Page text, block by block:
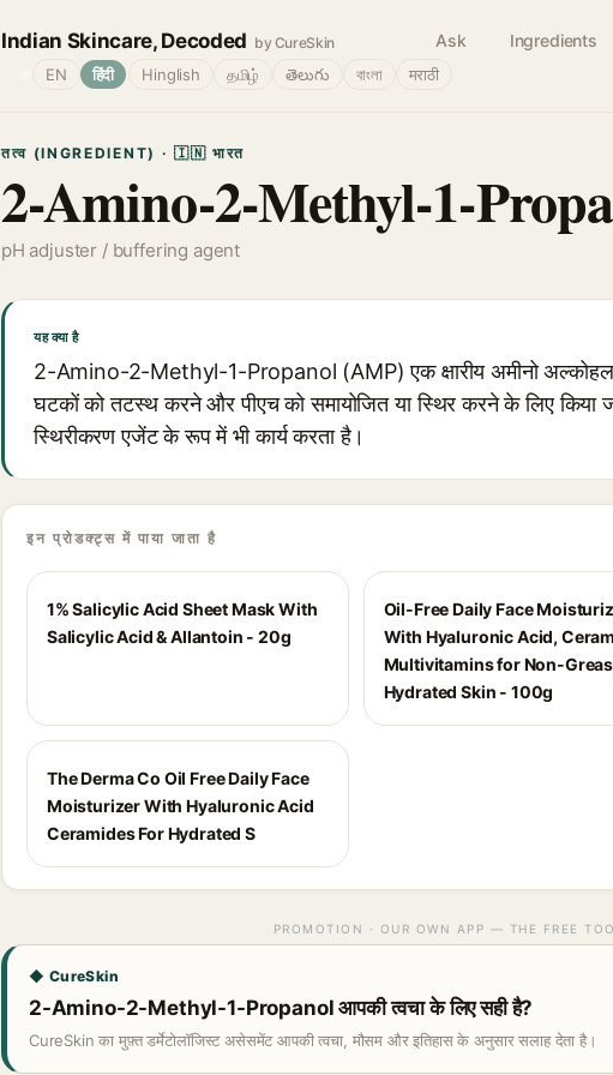
Indian Skincare, Decoded by CureSkin Ask Ingredients
EN हिंदी Hinglish தமிழ் తెలుగు বাংলা मराठी
तत्व (INGREDIENT) · 🇮🇳 भारत
2-Amino-2-Methyl-1-
pH adjuster / buffering agent
यह क्या है
2-Amino-2-Methyl-1-Propanol (AMP) एक क्षारीय अमीनो अल्कोहल
घटकों को तटस्थ करने और पीएच को समायोजित या स्थिर करने के लिए किया
स्थिरीकरण एजेंट के रूप में भी कार्य करता है।
इन प्रोडक्ट्स में पाया जाता है
1% Salicylic Acid Sheet Mask With
Salicylic Acid & Allantoin - 20g
Oil-Free Daily Face
With Hyaluronic Acid,
Multivitamins for Non-
Hydrated Skin - 100g
The Derma Co Oil Free Daily Face
Moisturizer With Hyaluronic Acid
Ceramides For Hydrated S
PROMOTION · OUR OWN APP — THE FREE
◆ CureSkin
2-Amino-2-Methyl-1-Propanol आपकी त्वचा के लिए सही है?
CureSkin का मुफ़्त डर्मेटोलॉजिस्ट असेसमेंट आपकी त्वचा, मौसम और इतिहास के अनुसार सलाह देता है।